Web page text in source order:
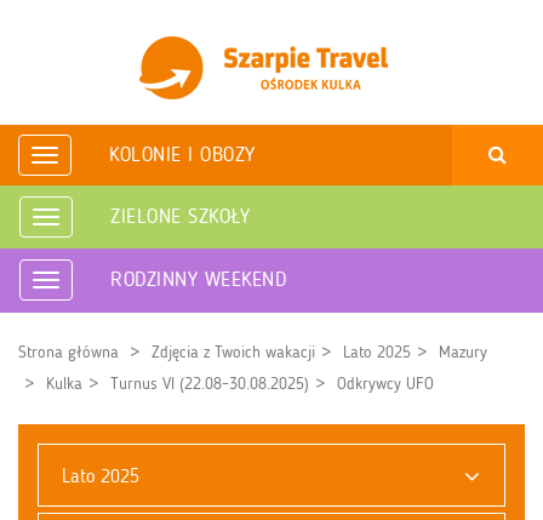
Rozwiń
nawigację
KOLONIE I OBOZY
Rozwiń
nawigację
ZIELONE SZKOŁY
Rozwiń
nawigację
RODZINNY WEEKEND
Strona główna Zdjęcia z Twoich wakacji Lato 2025
Mazury
Kulka
Turnus VI (22.08–30.08.2025) Odkrywcy UFO
Lato 2025